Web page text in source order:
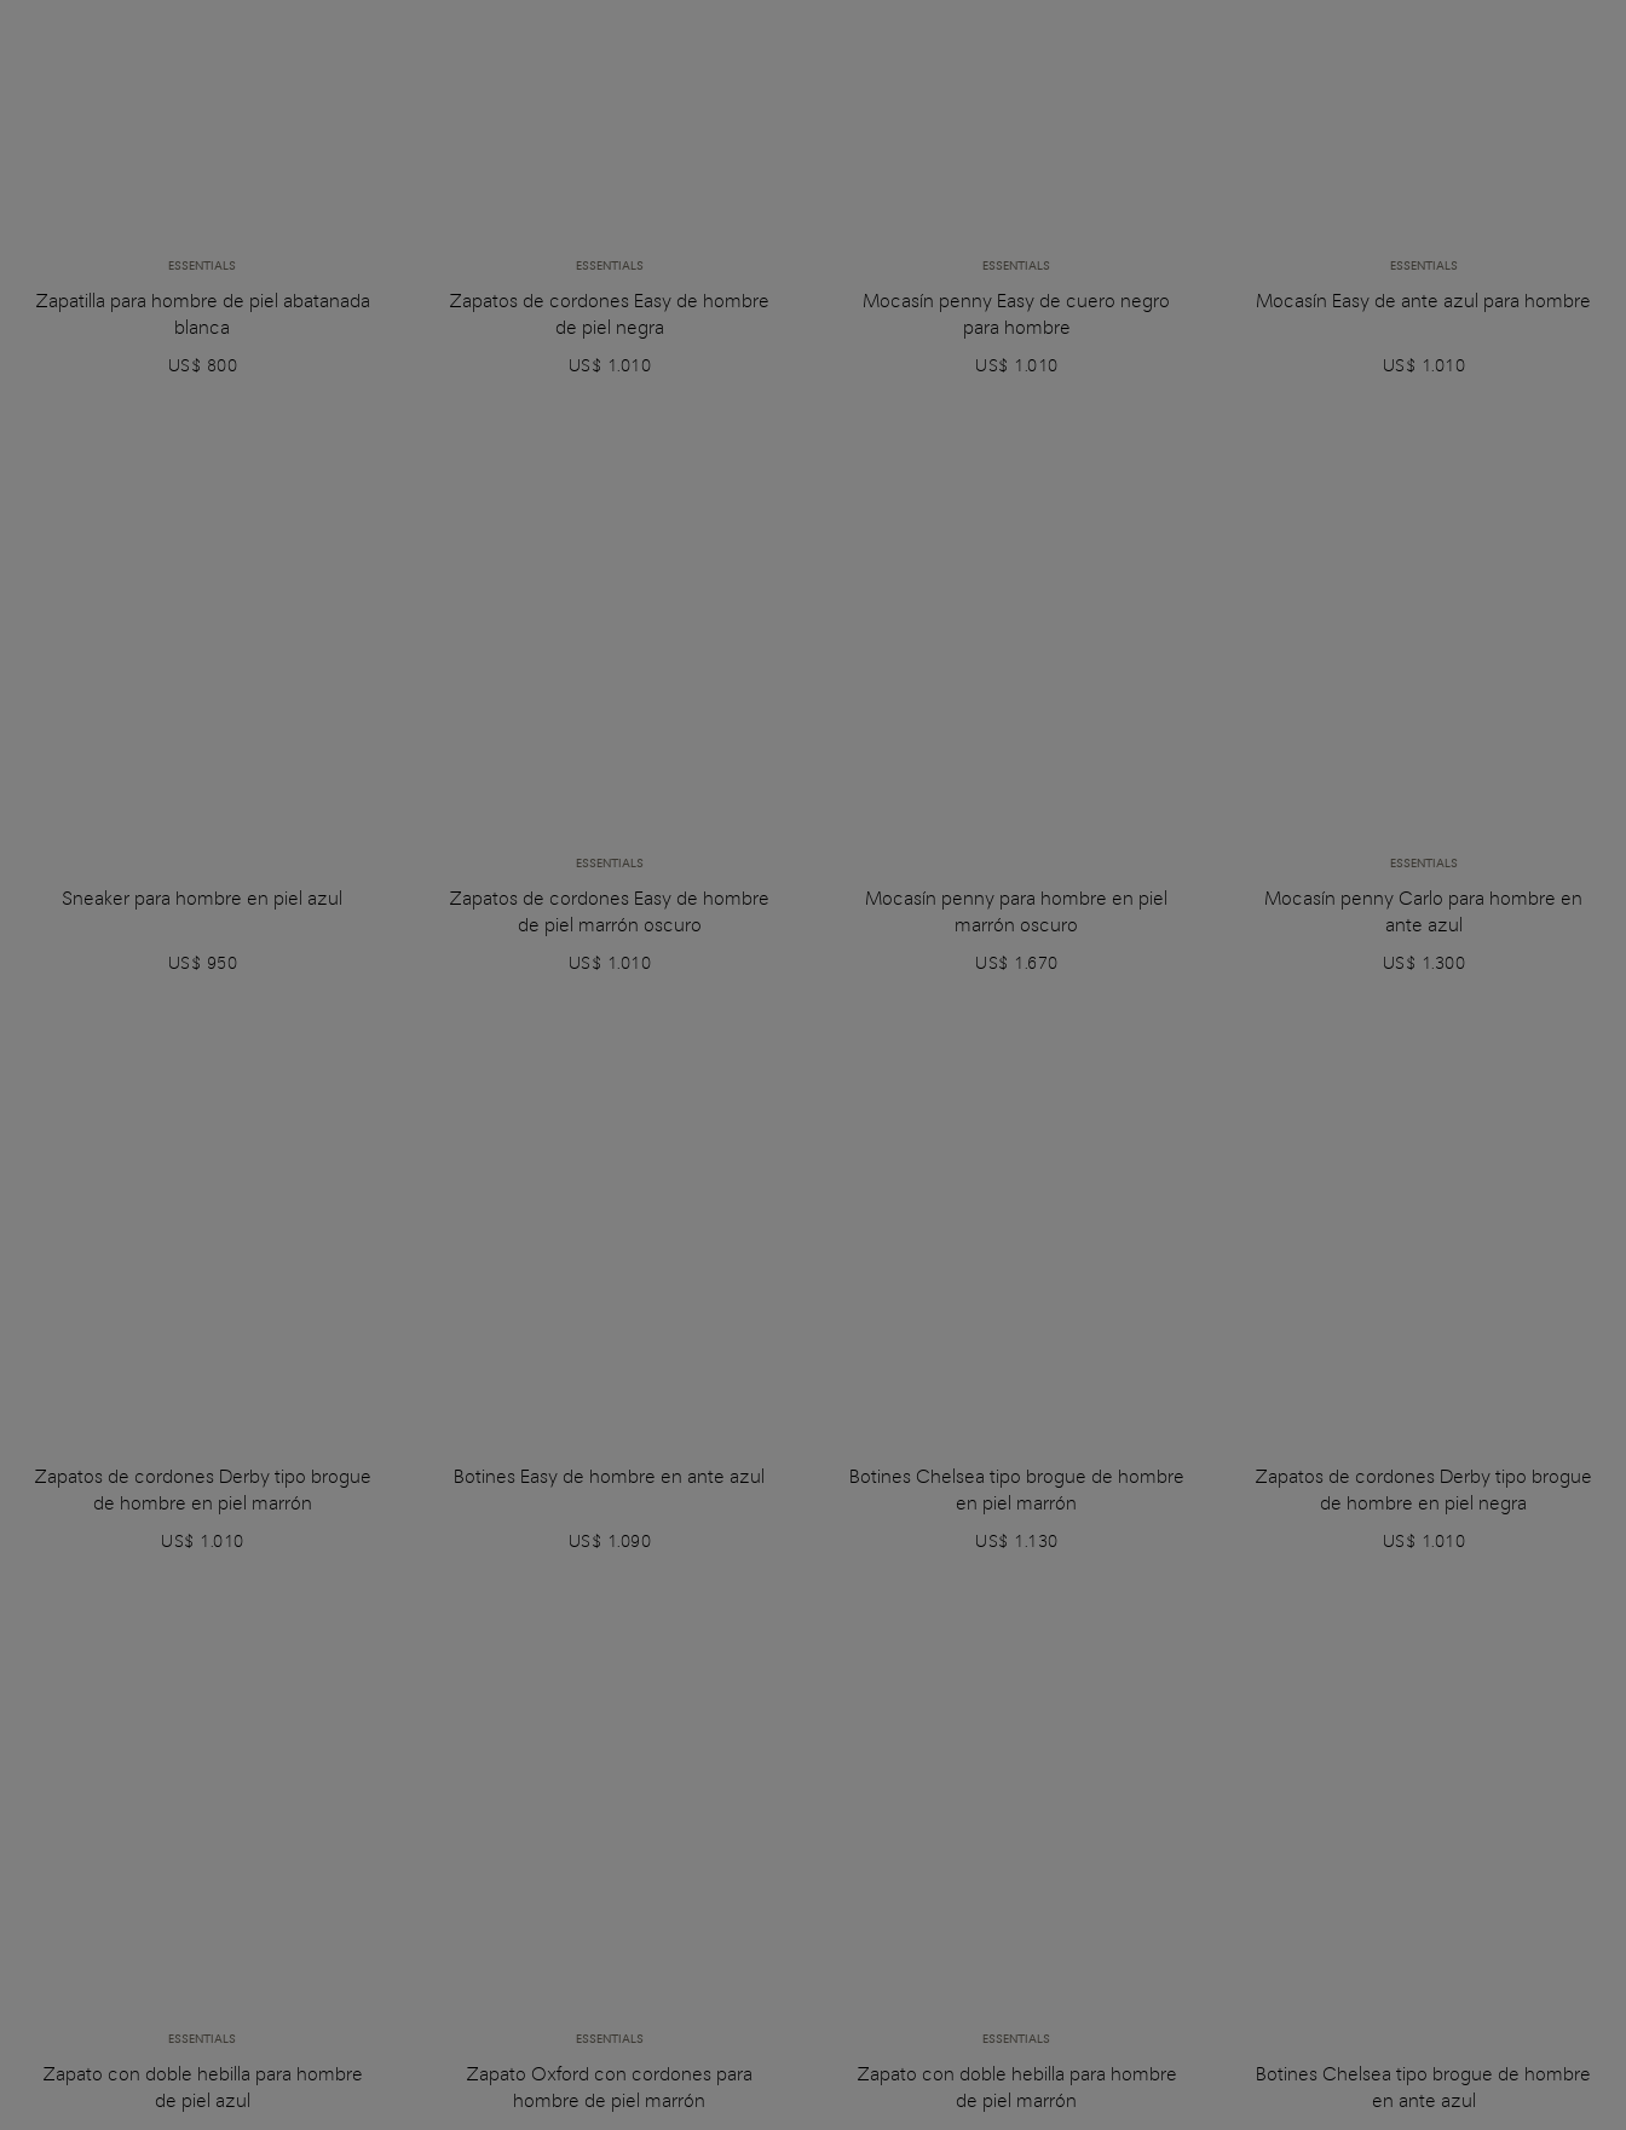
ESSENTIALS
Zapatilla para hombre de piel abatanada
blanca
US$ 800
ESSENTIALS
Zapatos de cordones Easy de hombre
de piel negra
US$ 1.010
ESSENTIALS
Mocasín penny Easy de cuero negro
para hombre
US$ 1.010
ESSENTIALS
Mocasín Easy de ante azul para hombre
US$ 1.010
Sneaker para hombre en piel azul
US$ 950
ESSENTIALS
Zapatos de cordones Easy de hombre
de piel marrón oscuro
US$ 1.010
Mocasín penny para hombre en piel
marrón oscuro
US$ 1.670
ESSENTIALS
Mocasín penny Carlo para hombre en
ante azul
US$ 1.300
Zapatos de cordones Derby tipo brogue
de hombre en piel marrón
US$ 1.010
Botines Easy de hombre en ante azul
US$ 1.090
Botines Chelsea tipo brogue de hombre
en piel marrón
US$ 1.130
Zapatos de cordones Derby tipo brogue
de hombre en piel negra
US$ 1.010
ESSENTIALS
Zapato con doble hebilla para hombre
de piel azul
ESSENTIALS
Zapato Oxford con cordones para
hombre de piel marrón
ESSENTIALS
Zapato con doble hebilla para hombre
de piel marrón
Botines Chelsea tipo brogue de hombre
en ante azul